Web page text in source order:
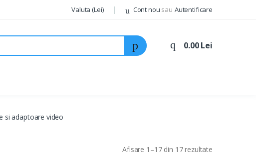
Valuta (Lei) Cont nou sau Autentificare
0.00 Lei
si adaptoare video
Afisare 1–17 din 17 rezultate